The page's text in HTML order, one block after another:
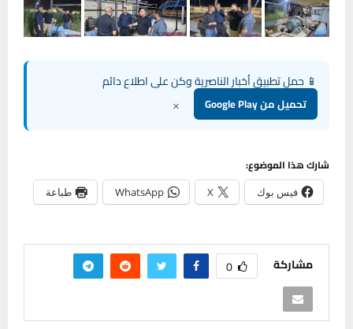
📱 حمل تطبيق أخبار الناصرية وكن على اطلاع دائم
تحميل من Google Play ×
شارك هذا الموضوع:
فيس بوك X
WhatsApp طباعة
مشاركة 0